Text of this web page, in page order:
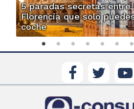
5 paradas secretas entre
Florencia que solo
coche